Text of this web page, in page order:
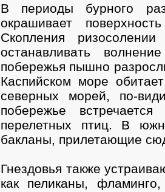
В периоды бурного
окрашивает
Скопления
останавливать
побережья пышно
Каспийском море
северных морей, по-
побережье
перелетных птиц. В
бакланы, прилетающие
Гнездовья также
как пеликаны,